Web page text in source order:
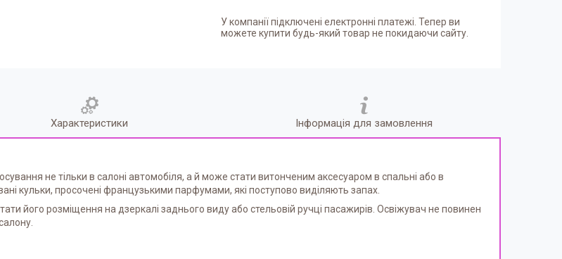
У компанії підключені електронні платежі. Тепер ви
можете купити будь-який товар не покидаючи сайту.
Характеристики Інформація для замовлення
не тільки в салоні автомобіля, а й може стати витонченим аксесуаром в спальні або в
кульки, просочені французькими парфумами, які поступово виділяють запах.
його розміщення на дзеркалі заднього виду або стельовій ручці пасажирів. Освіжувач не повинен